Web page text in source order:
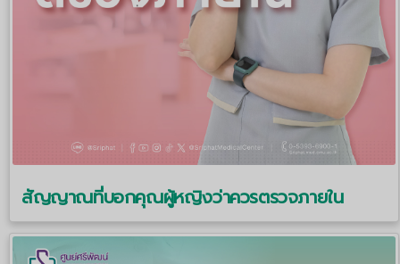
สัญญาณที่บอกคุณผู้หญิงว่าควรตรวจภายใน